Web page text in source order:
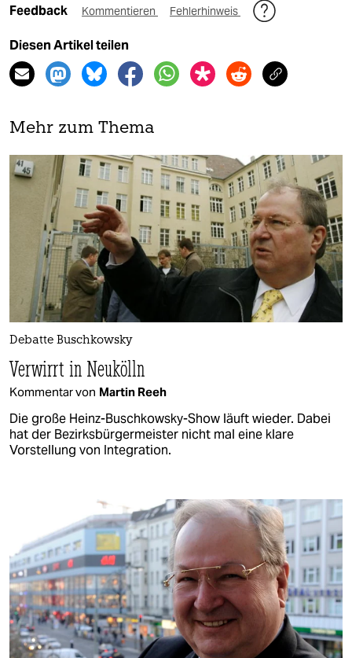
Feedback Kommentieren Fehlerhinweis
Diesen Artikel teilen
Mehr zum Thema
Debatte Buschkowsky
Verwirrt in Neukölln
Kommentar von Martin Reeh
Die große Heinz-Buschkowsky-Show läuft wieder. Dabei
hat der Bezirksbürgermeister nicht mal eine klare
Vorstellung von Integration.